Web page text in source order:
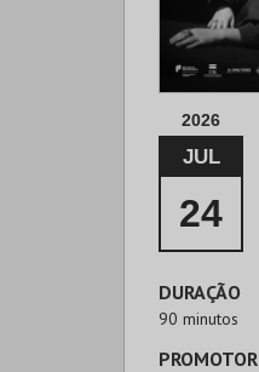
2026
JUL
24
DURAÇÃO
90 minutos
PROMOTOR